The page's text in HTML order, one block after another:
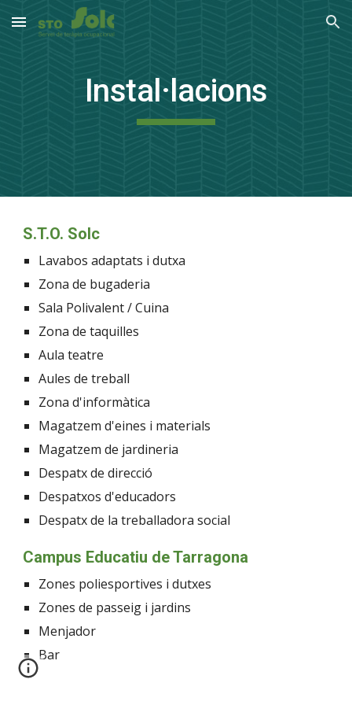
Skip to main content Skip to navigation
Instal·lacions
S.T.O. Solc
Lavabos adaptats i dutxa
Zona de bugaderia
Sala Polivalent / Cuina
Zona de taquilles
Aula teatre
Aules de treball
Zona d'informàtica
Magatzem d'eines i materials
Magatzem de jardineria
Despatx de direcció
Despatxos d'educadors
Despatx de la treballadora social
Campus Educatiu de Tarragona
Zones poliesportives i dutxes
Zones de passeig i jardins
Menjador
Bar